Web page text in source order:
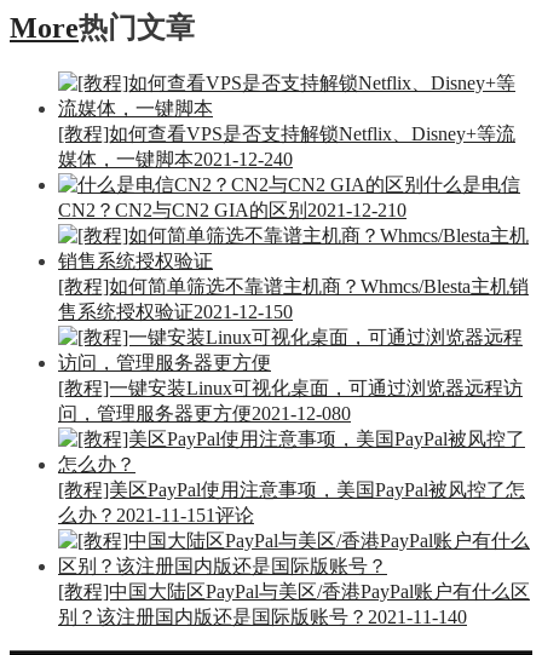
More热门文章
[教程]如何查看VPS是否支持解锁Netflix、Disney+等流
媒体，一键脚本2021-12-240
什么是电信
CN2？CN2与CN2 GIA的区别 2021-12-210
[教程]如何简单筛选不靠谱主机商？Whmcs/Blesta主机销
售系统授权验证2021-12-150
[教程]一键安装Linux可视化桌面，可通过浏览器远程访
问，管理服务器更方便2021-12-080
[教程]美区PayPal使用注意事项，美国PayPal被风控了怎
么办？ 2021-11-151评论
[教程]中国大陆区PayPal与美区/香港PayPal账户有什么区
别？该注册国内版还是国际版账号？ 2021-11-140